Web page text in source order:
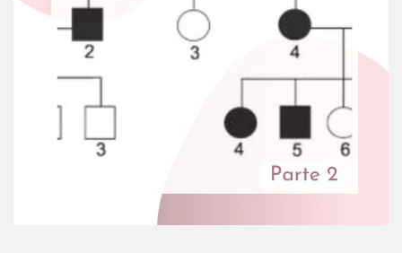
Agendar consulta